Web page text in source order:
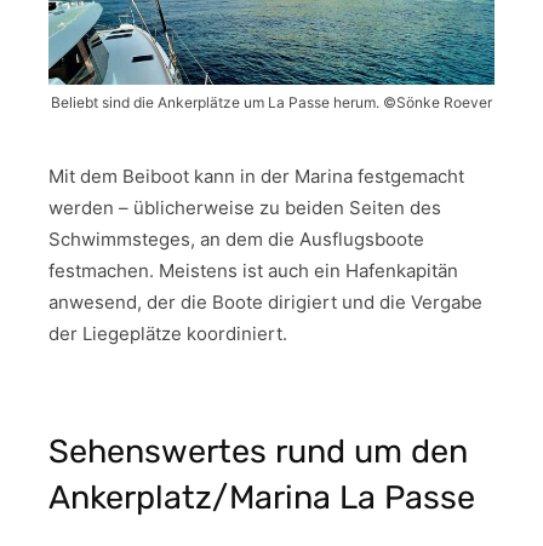
Beliebt sind die Ankerplätze um La Passe herum. ©Sönke Roever
Mit dem Beiboot kann in der Marina festgemacht
werden – üblicherweise zu beiden Seiten des
Schwimmsteges, an dem die Ausflugsboote
festmachen. Meistens ist auch ein Hafenkapitän
anwesend, der die Boote dirigiert und die Vergabe
der Liegeplätze koordiniert.
Sehenswertes rund um den
Ankerplatz/Marina La Passe